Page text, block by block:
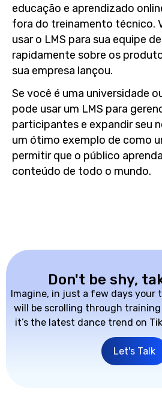
educação e aprendizado
fora do treinamento técnico.
usar o LMS para sua equipe
rapidamente sobre os
sua empresa lançou.
Se você é uma universidade
pode usar um LMS para
participantes e expandir seu
um ótimo exemplo de como
permitir que o público
conteúdo de todo o mundo.
Don't be shy,
Imagine, in just a few days your
will be scrolling through training
it’s the latest dance trend on
Let's Talk